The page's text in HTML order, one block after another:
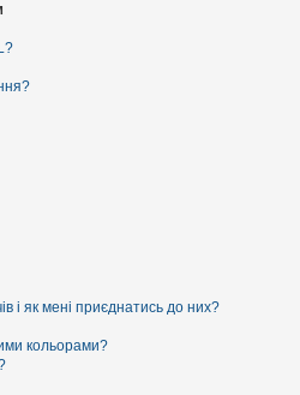
і як мені приєднатись до них?
кольорами?